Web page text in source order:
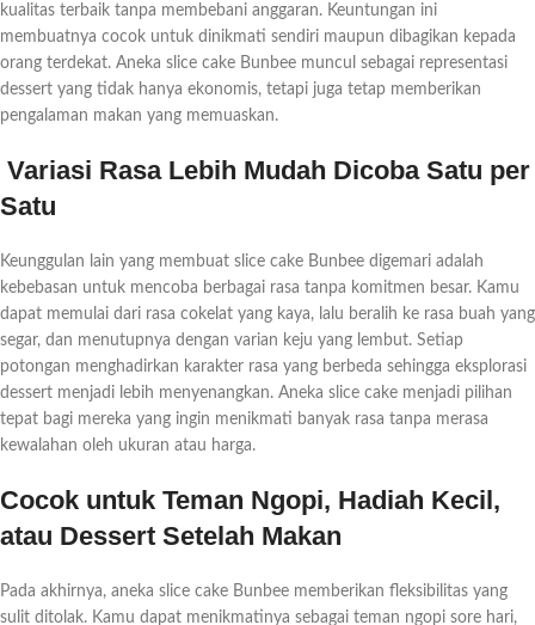
kualitas terbaik tanpa membebani anggaran. Keuntungan ini
membuatnya cocok untuk dinikmati sendiri maupun dibagikan kepada
orang terdekat. Aneka slice cake Bunbee muncul sebagai representasi
dessert yang tidak hanya ekonomis, tetapi juga tetap memberikan
pengalaman makan yang memuaskan.
Variasi Rasa Lebih Mudah Dicoba Satu per
Satu
Keunggulan lain yang membuat slice cake Bunbee digemari adalah
kebebasan untuk mencoba berbagai rasa tanpa komitmen besar. Kamu
dapat memulai dari rasa cokelat yang kaya, lalu beralih ke rasa buah yang
segar, dan menutupnya dengan varian keju yang lembut. Setiap
potongan menghadirkan karakter rasa yang berbeda sehingga eksplorasi
dessert menjadi lebih menyenangkan. Aneka slice cake menjadi pilihan
tepat bagi mereka yang ingin menikmati banyak rasa tanpa merasa
kewalahan oleh ukuran atau harga.
Cocok untuk Teman Ngopi, Hadiah Kecil,
atau Dessert Setelah Makan
Pada akhirnya, aneka slice cake Bunbee memberikan fleksibilitas yang
sulit ditolak. Kamu dapat menikmatinya sebagai teman ngopi sore hari,